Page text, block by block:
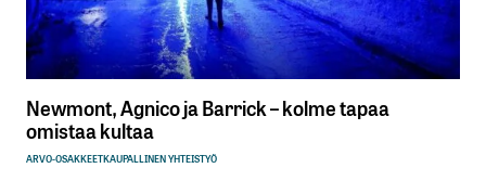
Newmont, Agnico ja Barrick – kolme tapaa
omistaa kultaa
ARVO-OSAKKEETKAUPALLINEN YHTEISTYÖ